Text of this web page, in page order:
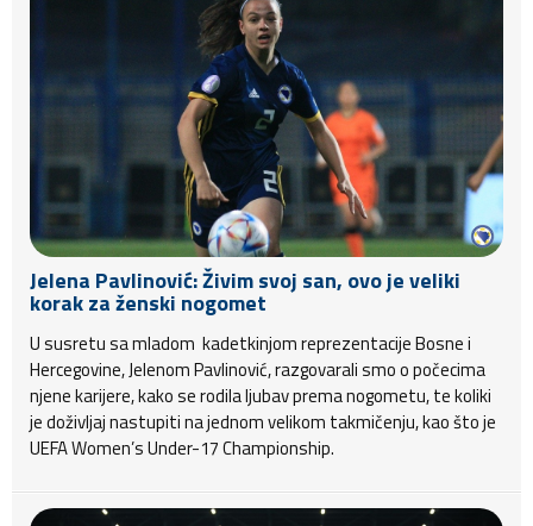
Jelena Pavlinović: Živim svoj san, ovo je veliki
korak za ženski nogomet
U susretu sa mladom kadetkinjom reprezentacije Bosne i
Hercegovine, Jelenom Pavlinović, razgovarali smo o počecima
njene karijere, kako se rodila ljubav prema nogometu, te koliki
je doživljaj nastupiti na jednom velikom takmičenju, kao što je
UEFA Women’s Under-17 Championship.